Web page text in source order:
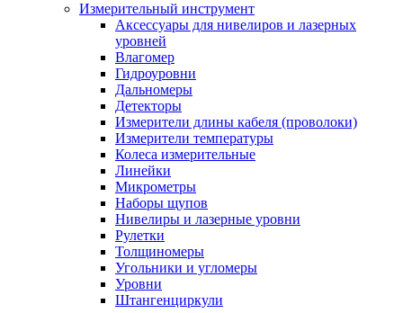
Измерительный инструмент
Аксессуары для нивелиров и лазерных
уровней
Влагомер
Гидроуровни
Дальномеры
Детекторы
Измерители длины кабеля (проволоки)
Измерители температуры
Колеса измерительные
Линейки
Микрометры
Наборы щупов
Нивелиры и лазерные уровни
Рулетки
Толщиномеры
Угольники и угломеры
Уровни
Штангенциркули